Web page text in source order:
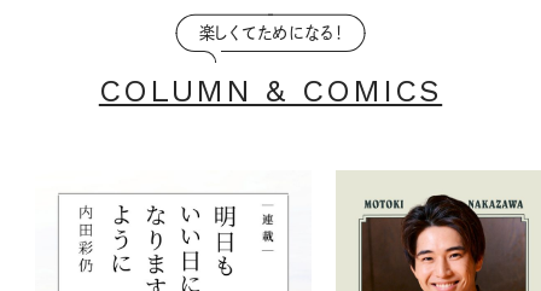
楽しくてためになる！
COLUMN & COMICS